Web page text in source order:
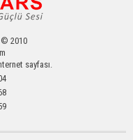
© 2010
sayfası.